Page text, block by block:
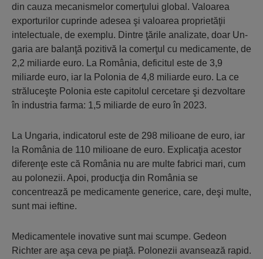
din cauza mecanismelor co­merţului global. Valoarea
exporturilor cuprin­de adesea şi valoarea proprietăţii
intelectuale, de exemplu. Dintre ţările analizate, doar Un­
garia are balanţă pozitivă la comerţul cu medi­camente, de
2,2 miliarde euro. La România, de­ficitul este de 3,9
miliarde euro, iar la Polonia de 4,8 miliarde euro. La ce
străluceşte Polonia este capitolul cercetare şi dezvoltare
în indus­tria farma: 1,5 miliarde de euro în 2023.
La Ungaria, indicatorul este de 298 mili­oane de euro, iar
la România de 110 milioane de euro. Explicaţia acestor
diferenţe este că România nu are multe fabrici mari, cum
au polonezii. Apoi, producţia din România se
concentrează pe medicamente generice, care, deşi multe,
sunt mai ieftine.
Medicamentele inovative sunt mai scumpe. Gedeon
Richter are aşa ceva pe piaţă. Polo­nezii avansează rapid.